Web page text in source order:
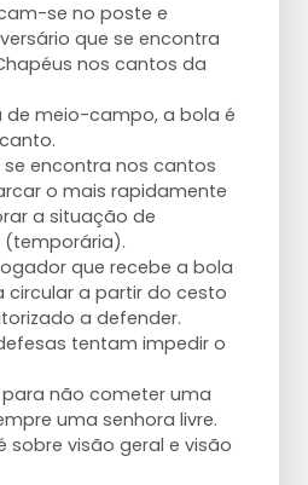
se no poste e
que se encontra
nos cantos da
de meio-campo, a bola é
encontra nos cantos
o mais rapidamente
a situação de
que recebe a bola
circular a partir do cesto
a defender.
tentam impedir o
não cometer uma
uma senhora livre.
sobre visão geral e visão